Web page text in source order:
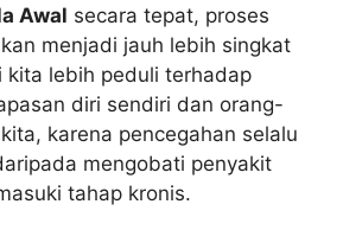
Awal secara tepat, proses
menjadi jauh lebih singkat
kita lebih peduli terhadap
diri sendiri dan orang-
karena pencegahan selalu
mengobati penyakit
tahap kronis.